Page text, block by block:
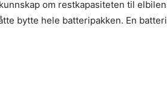
om restkapasiteten til
bytte hele batteripakken. En